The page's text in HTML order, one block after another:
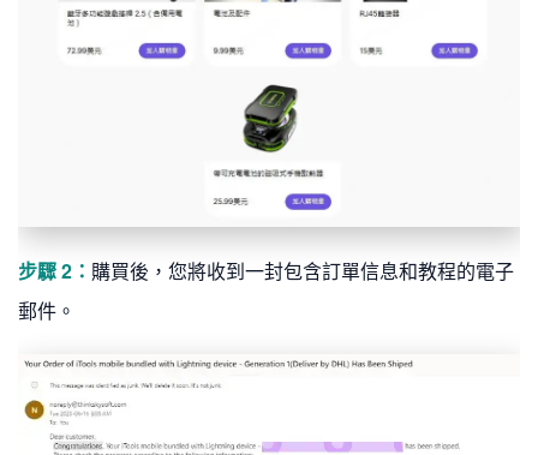
步驟 2： 購買後，您將收到一封包含訂單信息和教程的電子
郵件。